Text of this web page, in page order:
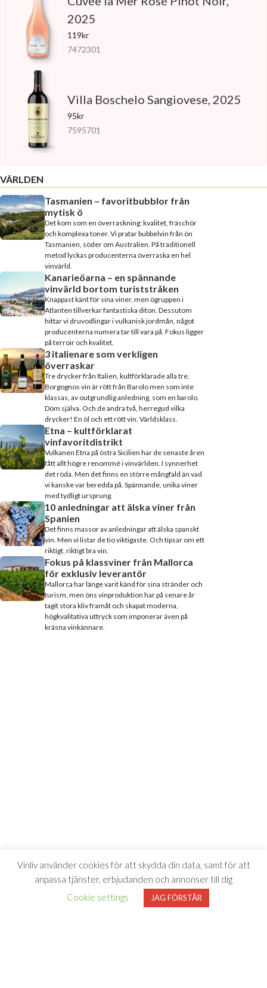
2025
119kr
7472301
Villa Boschelo Sangiovese, 2025
95kr
7595701
VÄRLDEN
Tasmanien – favoritbubblor från
mytisk ö
Det kom som en överraskning: kvalitet, fräschör
och komplexa toner. Vi pratar bubbelvin från ön
Tasmanien, söder om Australien. På traditionell
metod lyckas producenterna överraska en hel
vinvärld.
Kanarieöarna – en spännande
vinvärld bortom turiststråken
Knappast känt för sina viner, men ögruppen i
Atlanten tillverkar fantastiska diton. Dessutom
hittar vi druvodlingar i vulkanisk jordmån, något
producenterna numera tar till vara på. Fokus ligger
på terroir och kvalitet.
3 italienare som verkligen
överraskar
Tre drycker från Italien, kultförklarade alla tre.
Borgognos vin är rött från Barolo men som inte
klassas, av outgrundlig anledning, som en barolo.
Döm själva. Och de andra två, herregud vilka
drycker! En öl och ett rött vin. Världsklass.
Etna – kultförklarat
vinfavoritdistrikt
Vulkanen Etna på östra Sicilien har de senaste åren
fått allt högre renommé i vinvärlden. I synnerhet
det röda. Men det finns en större mångfald än vad
vi kanske var beredda på. Spännande, unika viner
med tydligt ursprung.
10 anledningar att älska viner från
Spanien
Det finns massor av anledningar att älska spanskt
vin. Men vi listar de tio viktigaste. Och tipsar om ett
riktigt, riktigt bra vin.
Fokus på klassviner från Mallorca
för exklusiv leverantör
Mallorca har länge varit känd för sina stränder och
turism, men öns vinproduktion har på senare år
tagit stora kliv framåt och skapat moderna,
högkvalitativa uttryck som imponerar även på
kräsna vinkännare.
Vinliv använder cookies för att skydda din data, samt för att
anpassa tjänster, erbjudanden och annonser till dig
Cookie settings
JAG FÖRSTÅR